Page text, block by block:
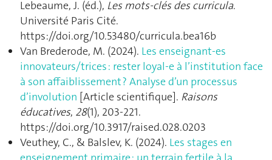
Lebeaume, J. (éd.), Les mots-clés des curricula.
Université Paris Cité.
https://doi.org/10.53480/curricula.bea16b
Van Brederode, M. (2024). Les enseignant-es
innovateurs/trices : rester loyal-e à l’institution face
à son affaiblissement ? Analyse d’un processus
d’involution [Article scientifique]. Raisons
éducatives, 28(1), 203‑221.
https://doi.org/10.3917/raised.028.0203
Veuthey, C., & Balslev, K. (2024). Les stages en